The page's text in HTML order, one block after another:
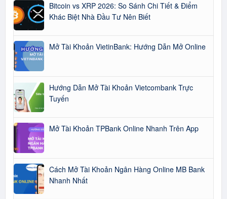
Bitcoin vs XRP 2026: So Sánh Chi Tiết & Điểm
Khác Biệt Nhà Đầu Tư Nên Biết
Mở Tài Khoản VietinBank: Hướng Dẫn Mở Online
Hướng Dẫn Mở Tài Khoản Vietcombank Trực
Tuyến
Mở Tài Khoản TPBank Online Nhanh Trên App
Cách Mở Tài Khoản Ngân Hàng Online MB Bank
Nhanh Nhất